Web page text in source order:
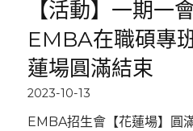
【活動】一期一
EMBA在職碩專
蓮場圓滿結束
2023-10-13
EMBA招生會【花蓮場】圓